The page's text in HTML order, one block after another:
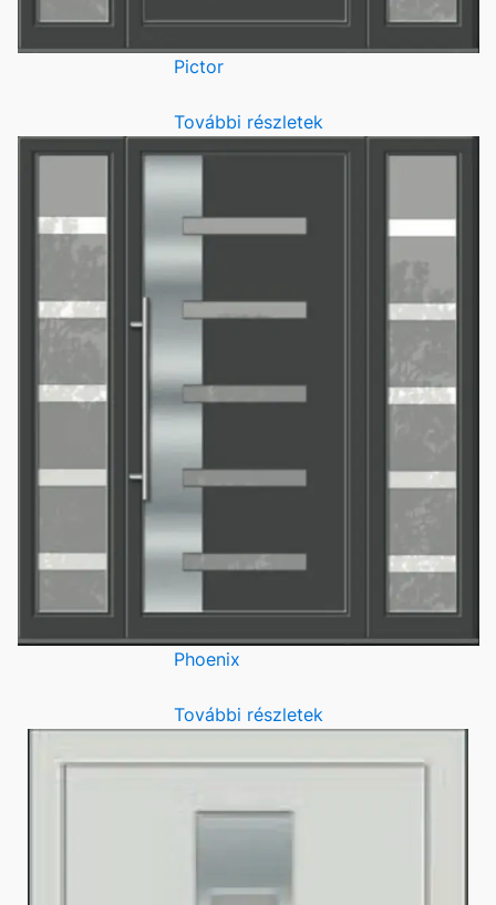
Pictor
További részletek
Phoenix
További részletek